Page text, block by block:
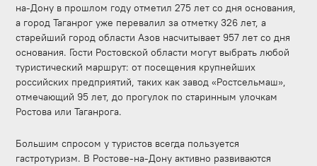
на-Дону в прошлом году отметил 275 лет со дня основания,
а город Таганрог уже перевалил за отметку 326 лет, а
старейший город области Азов насчитывает 957 лет со дня
основания. Гости Ростовской области могут выбрать любой
туристический маршрут: от посещения крупнейших
российских предприятий, таких как завод «Ростсельмаш»,
отмечающий 95 лет, до прогулок по старинным улочкам
Ростова или Таганрога.
Большим спросом у туристов всегда пользуется
гастротуризм. В Ростове-на-Дону активно развиваются